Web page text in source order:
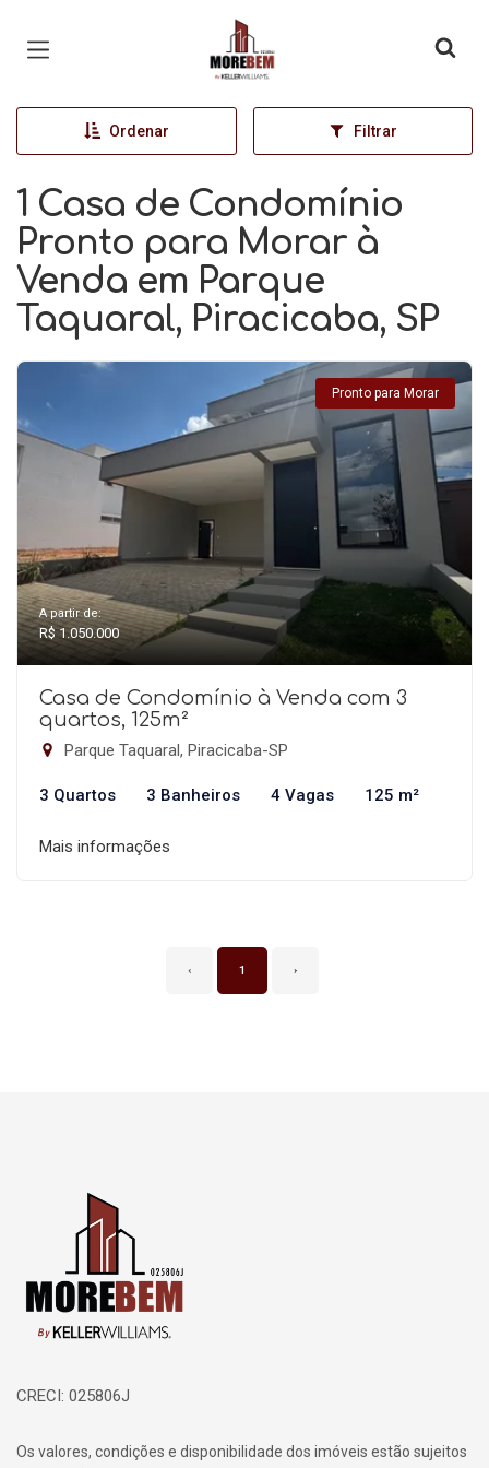
Página inicial
Ordenar Filtrar
1 Casa de Condomínio
Pronto para Morar à
Venda em Parque
Taquaral, Piracicaba, SP
Pronto para Morar
A partir de:
R$ 1.050.000
Casa de Condomínio à Venda com 3
quartos, 125m²
Parque Taquaral, Piracicaba-SP
3 Quartos 3 Banheiros 4 Vagas 125 m²
Mais informações
‹ 1 ›
Página inicial
CRECI: 025806J
Os valores, condições e disponibilidade dos imóveis estão sujeitos